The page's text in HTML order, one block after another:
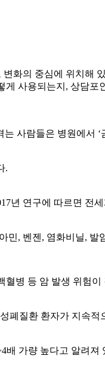
화의 중심에 위치해
사용되는지, 상담포
사람들은 병원에서
.
년 연구에 따르면 전
민, 벤젠, 염화비닐, 발
병 등 암 발생 위험
폐질환 환자가 지속
가량 높다고 알려져